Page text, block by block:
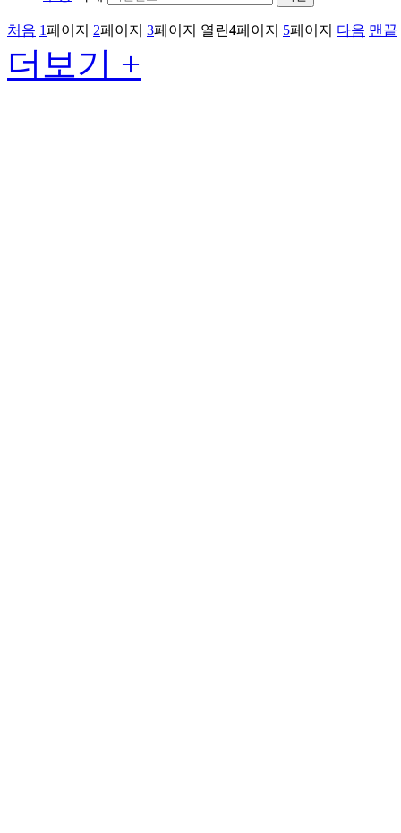
처음 1페이지 2페이지 3페이지 열린4페이지 5페이지 다음 맨끝
더보기 +